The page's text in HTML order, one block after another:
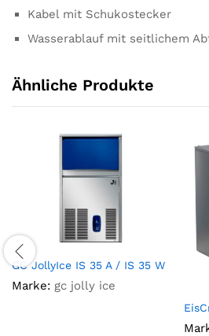
Kabel mit Schukostecker
Wasserablauf mit seitlichem
Ähnliche Produkte
GC JollyIce IS 35 A / IS 35 W
Marke: gc jolly ice